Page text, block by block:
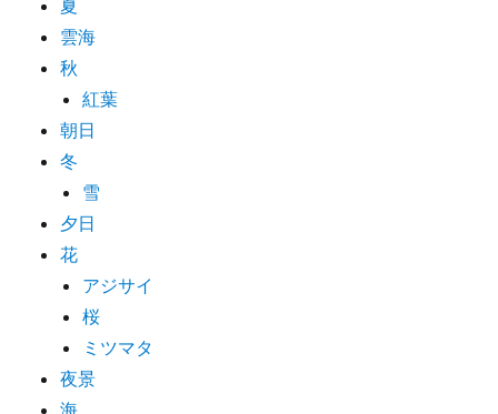
夏
雲海
秋
紅葉
朝日
冬
雪
夕日
花
アジサイ
桜
ミツマタ
夜景